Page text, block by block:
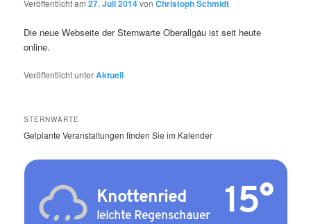
Veröffentlicht am27. Juli 2014vonChristoph Schmidt
Die neue Webseite der Sternwarte Oberallgäu ist seit heute
online.
Veröffentlicht unterAktuell
STERNWARTE
Gelplante Veranstaltungen finden Sie im Kalender
Knottenried
leichte Regenschauer 15°